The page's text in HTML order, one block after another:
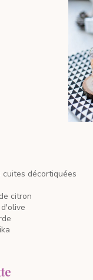
cuites décortiquées
citron